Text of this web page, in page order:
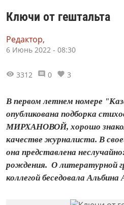
Ключи от гештальта
Редактор,
6 Июнь 2022 - 08:30
3312 0 3
В первом летнем номере
опубликована подборка
МИРХАНОВОЙ, хорошо
качестве журналиста. В
она представлена
рождения. О литературной
коллегой беседовала